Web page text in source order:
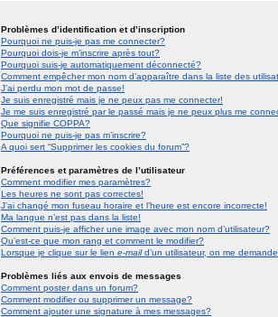
Problèmes d’identification et d’inscription
Pourquoi ne puis-je pas me connecter?
Pourquoi dois-je m’inscrire après tout?
Pourquoi suis-je automatiquement déconnecté?
Comment empêcher mon nom d’apparaître dans la liste des
J’ai perdu mon mot de passe!
Je suis enregistré mais je ne peux pas me connecter!
Je me suis enregistré par le passé mais je ne peux plus me
Que signifie COPPA?
Pourquoi ne puis-je pas m’inscrire?
A quoi sert “Supprimer les cookies du forum”?
Préférences et paramètres de l’utilisateur
Comment modifier mes paramètres?
Les heures ne sont pas correctes!
J’ai changé mon fuseau horaire et l’heure est encore incorrecte!
Ma langue n’est pas dans la liste!
Comment puis-je afficher une image avec mon nom d’utilisateur?
Qu’est-ce que mon rang et comment le modifier?
Lorsque je clique sur le lien e-maild’un utilisateur, on me
Problèmes liés aux envois de messages
Comment poster dans un forum?
Comment modifier ou supprimer un message?
Comment ajouter une signature à mes messages?